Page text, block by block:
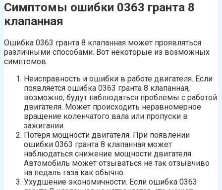
Симптомы ошибки 0363 гранта 8
клапанная
Ошибка 0363 гранта 8 клапанная может проявляться
различными способами. Вот некоторые из возможных
симптомов:
Неисправность и ошибки в работе двигателя. Если
появляется ошибка 0363 гранта 8 клапанная,
возможно, будут наблюдаться проблемы с работой
двигателя. Может происходить неравномерное
вращение коленчатого вала или пропуски в
зажигании.
Потеря мощности двигателя. При появлении
ошибки 0363 гранта 8 клапанная может
наблюдаться снижение мощности двигателя.
Автомобиль может отзываться не так отзывчиво
на педаль газа как обычно.
Ухудшение экономичности. Если ошибка 0363